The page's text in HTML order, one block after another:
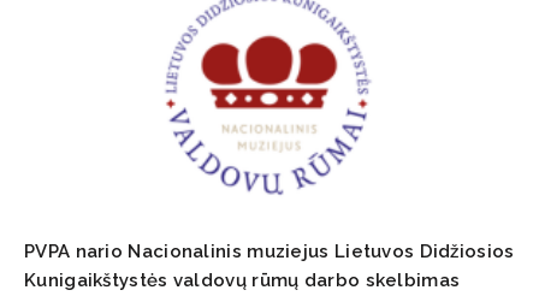
PVPA nario Nacionalinis muziejus Lietuvos Didžiosios
Kunigaikštystės valdovų rūmų darbo skelbimas